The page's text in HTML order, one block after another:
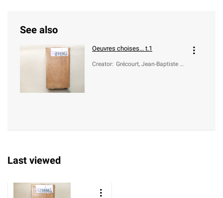
See also
Oeuvres choises... t.1
Creator: Grécourt, Jean-Baptiste W
Last viewed